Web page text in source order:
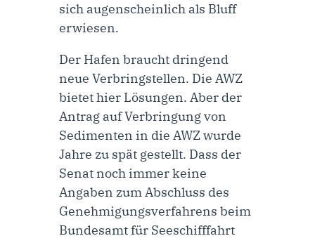
sich augenscheinlich als Bluff
erwiesen.
Der Hafen braucht dringend
neue Verbringstellen. Die AWZ
bietet hier Lösungen. Aber der
Antrag auf Verbringung von
Sedimenten in die AWZ wurde
Jahre zu spät gestellt. Dass der
Senat noch immer keine
Angaben zum Abschluss des
Genehmigungsverfahrens beim
Bundesamt für Seeschifffahrt